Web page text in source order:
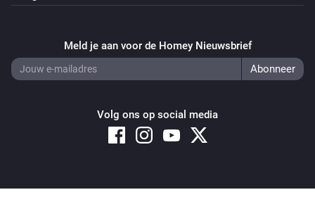
Meld je aan voor de Homey Nieuwsbrief
Volg ons op social media